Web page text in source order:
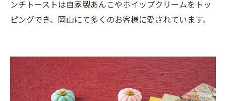
ンチトーストは自家製あんこやホイップクリームをトッ
ピングでき、岡山にて多くのお客様に愛されています。